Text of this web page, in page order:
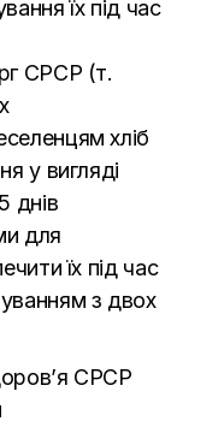
їх під час
СРСР (т.
хліб
у вигляді
5 днів
для
їх під час
з двох
СРСР